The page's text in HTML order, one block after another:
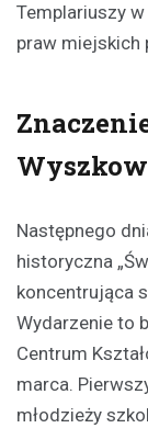
Templariuszy
praw miejskich
Następnego
historyczna
koncentrująca
Wydarzenie to
Centrum
marca.
młodzieży